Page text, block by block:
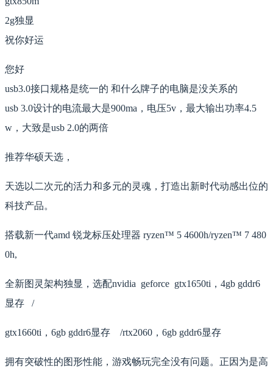
2g独显
祝你好运
您好
usb3.0接口规格是统一的 和什么牌子的电脑是没关系的
usb 3.0设计的电流最大是900ma，电压5v，最大输出功率4.5
w，大致是usb 2.0的两倍
推荐华硕天选，
天选以二次元的活力和多元的灵魂，打造出新时代动感出位的
科技产品。
搭载新一代amd 锐龙标压处理器 ryzen™ 5 4600h/ryzen™ 7 480
0h,
全新图灵架构独显，选配nvidia geforce gtx1650ti，4gb gddr6
显存 /
gtx1660ti，6gb gddr6显存 /rtx2060，6gb gddr6显存
拥有突破性的图形性能，游戏畅玩完全没有问题。正因为是高